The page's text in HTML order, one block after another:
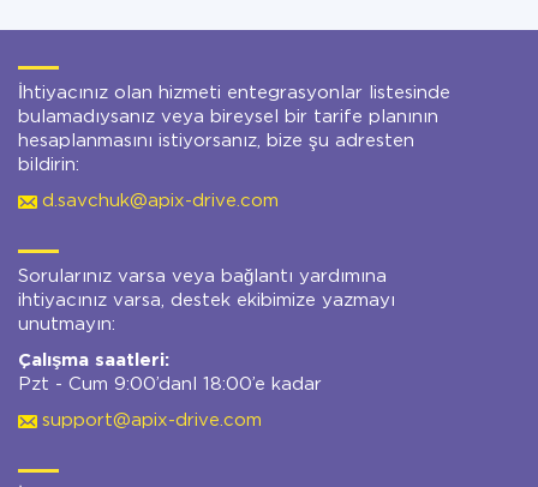
İhtiyacınız olan hizmeti entegrasyonlar listesinde
bulamadıysanız veya bireysel bir tarife planının
hesaplanmasını istiyorsanız, bize şu adresten
bildirin:
d.savchuk@apix-drive.com
Sorularınız varsa veya bağlantı yardımına
ihtiyacınız varsa, destek ekibimize yazmayı
unutmayın:
Çalışma saatleri:
Pzt - Cum 9:00’danl 18:00’e kadar
support@apix-drive.com